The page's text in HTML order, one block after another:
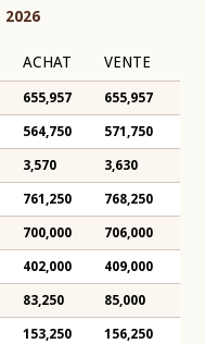
ACHAT VENTE
655,957 655,957
564,750 571,750
3,570 3,630
761,250 768,250
700,000 706,000
402,000 409,000
83,250 85,000
153,250 156,250